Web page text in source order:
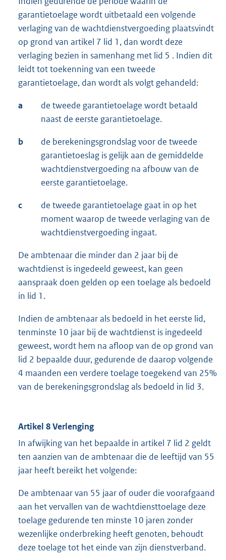
garantietoelage wordt uitbetaald een volgende
verlaging van de wachtdienstvergoeding plaatsvindt
op grond van artikel 7 lid 1, dan wordt deze
verlaging bezien in samenhang met lid 5 . Indien dit
leidt tot toekenning van een tweede
garantietoelage, dan wordt als volgt gehandeld:
a
de tweede garantietoelage wordt betaald
naast de eerste garantietoelage.
b
de berekeningsgrondslag voor de tweede
garantietoeslag is gelijk aan de gemiddelde
wachtdienstvergoeding na afbouw van de
eerste garantietoelage.
c
de tweede garantietoelage gaat in op het
moment waarop de tweede verlaging van de
wachtdienstvergoeding ingaat.
De ambtenaar die minder dan 2 jaar bij de
wachtdienst is ingedeeld geweest, kan geen
aanspraak doen gelden op een toelage als bedoeld
in lid 1.
Indien de ambtenaar als bedoeld in het eerste lid,
tenminste 10 jaar bij de wachtdienst is ingedeeld
geweest, wordt hem na afloop van de op grond van
lid 2 bepaalde duur, gedurende de daarop volgende
4 maanden een verdere toelage toegekend van 25%
van de berekeningsgrondslag als bedoeld in lid 3.
Artikel 8 Verlenging
In afwijking van het bepaalde in artikel 7 lid 2 geldt
ten aanzien van de ambtenaar die de leeftijd van 55
jaar heeft bereikt het volgende:
De ambtenaar van 55 jaar of ouder die voorafgaand
aan het vervallen van de wachtdiensttoelage deze
toelage gedurende ten minste 10 jaren zonder
wezenlijke onderbreking heeft genoten, behoudt
deze toelage tot het einde van zijn dienstverband.